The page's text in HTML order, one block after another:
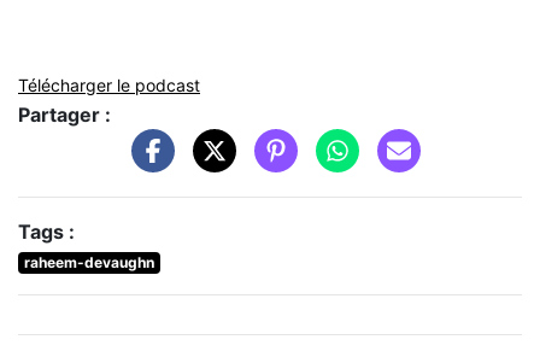
Télécharger le podcast
Partager :
Tags :
raheem-devaughn